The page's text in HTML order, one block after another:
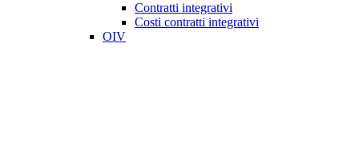
Contratti integrativi
Costi contratti integrativi
OIV